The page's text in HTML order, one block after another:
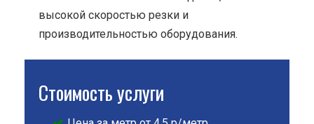
высокой скоростью резки и
производительностью оборудования.
Стоимость услуги